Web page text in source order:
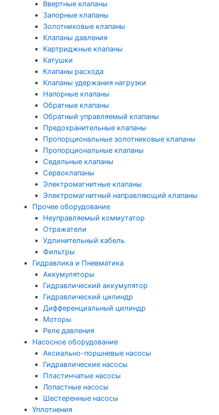
Ввертные клапаны
Запорные клапаны
Золотниковые клапаны
Клапаны давления
Картриджные клапаны
Катушки
Клапаны расхода
Клапаны удержания нагрузки
Напорные клапаны
Обратные клапаны
Обратный управляемый клапаны
Предохранительные клапаны
Пропорциональные золотниковые клапаны
Пропорциональные клапаны
Седельные клапаны
Сервоклапаны
Электромагнитные клапаны
Электромагнитный направляющий клапаны
Прочее оборудование
Неуправляемый коммутатор
Отражатели
Удлинительный кабель
Фильтры
Гидравлика и Пневматика
Аккумуляторы
Гидравлический аккумулятор
Гидравлический цилиндр
Дифференциальный цилиндр
Моторы
Реле давления
Насосное оборудование
Аксиально-поршневые насосы
Гидравлические насосы
Пластинчатые насосы
Лопастные насосы
Шестеренные насосы
Уплотнения